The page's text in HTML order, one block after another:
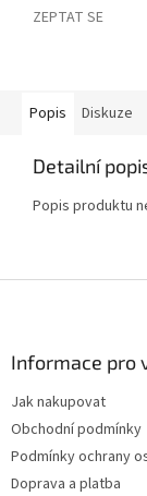
ZEPTAT SE
Popis Diskuze
Detailní
Popis produktu
Informace pro
Jak nakupovat
Obchodní podmínky
Podmínky ochrany
Doprava a platba